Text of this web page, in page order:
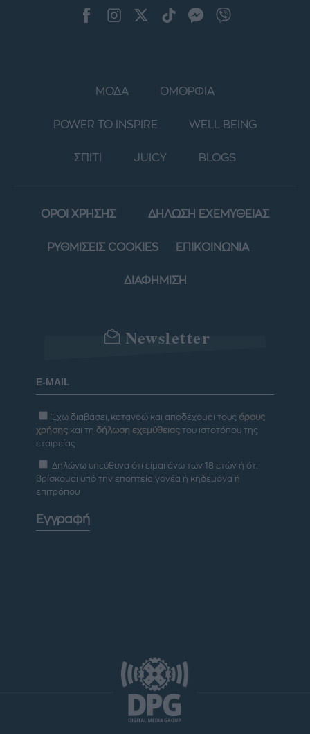
ΜΟΔΑ ΟΜΟΡΦΙΑ
POWER TO INSPIRE WELL BEING
ΣΠΙΤΙ JUICY BLOGS
ΟΡΟΙ ΧΡΗΣΗΣ ΔΗΛΩΣΗ ΕΧΕΜΥΘΕΙΑΣ
ΡΥΘΜΙΣΕΙΣ COOKIES ΕΠΙΚΟΙΝΩΝΙΑ
ΔΙΑΦΗΜΙΣΗ
Newsletter
Έχω διαβάσει, κατανοώ και αποδέχομαι τους όρους
χρήσης και τη δήλωση εχεμύθειας του ιστοτόπου της
εταιρείας
Δηλώνω υπεύθυνα ότι είμαι άνω των 18 ετών ή ότι
βρίσκομαι υπό την εποπτεία γονέα ή κηδεμόνα ή
επιτρόπου
Εγγραφή